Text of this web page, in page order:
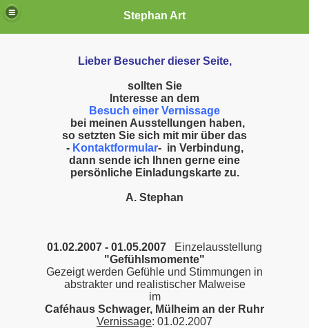
Stephan Art
Lieber Besucher dieser Seite,
sollten Sie
Interesse an dem
Besuch einer Vernissage
bei meinen Ausstellungen haben,
so setzten Sie sich mit mir über das
- Kontaktformular- in Verbindung,
dann sende ich Ihnen gerne eine
persönliche Einladungskarte zu.
A. Stephan
01.02.2007 - 01.05.2007 Einzelausstellung
"Gefühlsmomente"
Gezeigt werden Gefühle und Stimmungen in
abstrakter und realistischer Malweise
im
Caféhaus Schwager, Mülheim an der Ruhr
Vernissage: 01.02.2007